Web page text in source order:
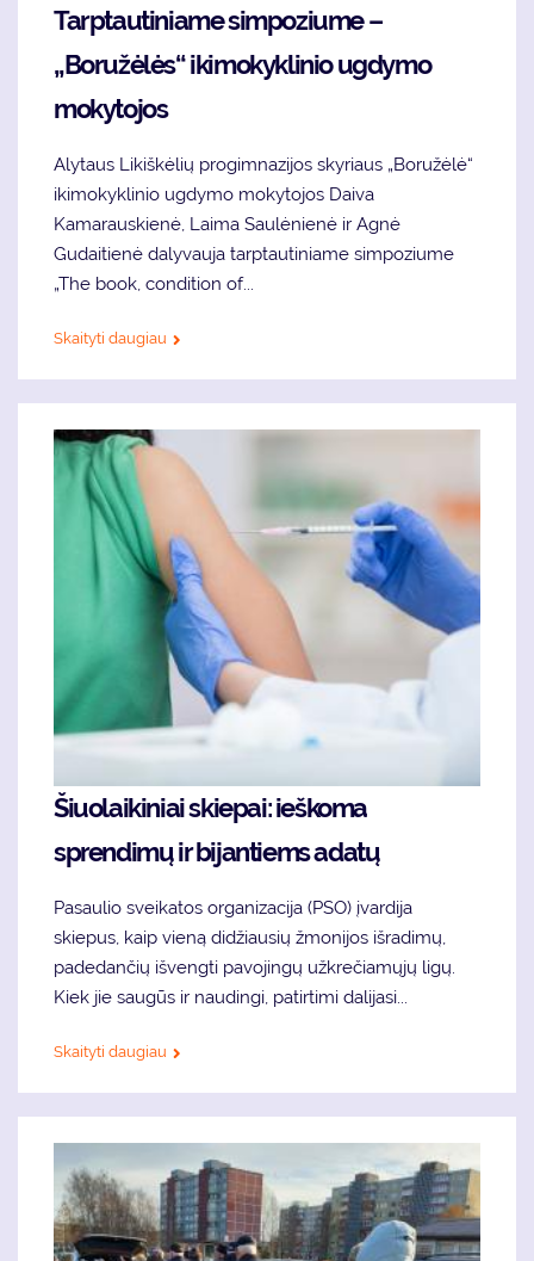
Tarptautiniame simpoziume –
„Boružėlės“ ikimokyklinio ugdymo
mokytojos
Alytaus Likiškėlių progimnazijos skyriaus „Boružėlė“
ikimokyklinio ugdymo mokytojos Daiva
Kamarauskienė, Laima Saulėnienė ir Agnė
Gudaitienė dalyvauja tarptautiniame simpoziume
„The book, condition of...
Skaityti daugiau
Šiuolaikiniai skiepai: ieškoma
sprendimų ir bijantiems adatų
Pasaulio sveikatos organizacija (PSO) įvardija
skiepus, kaip vieną didžiausių žmonijos išradimų,
padedančių išvengti pavojingų užkrečiamųjų ligų.
Kiek jie saugūs ir naudingi, patirtimi dalijasi...
Skaityti daugiau